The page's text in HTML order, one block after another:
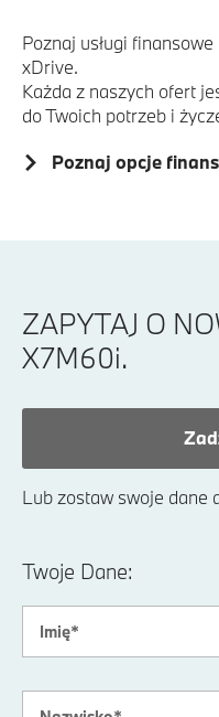
Poznaj usługi
xDrive.
Każda z naszych ofert
do Twoich potrzeb i
Poznaj opcje
ZAPYTAJ O
X7M60i.
Lub zostaw swoje dane
Twoje Dane: